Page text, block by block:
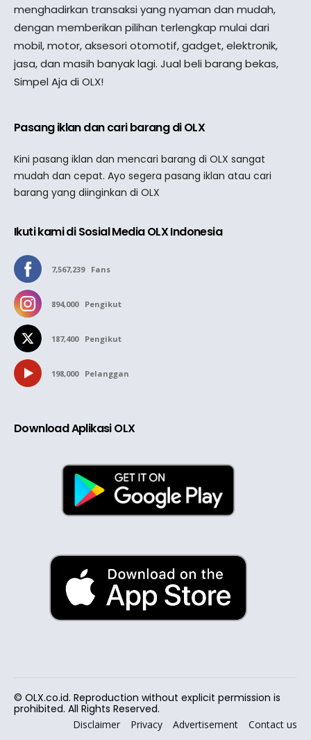
menghadirkan transaksi yang nyaman dan mudah,
dengan memberikan pilihan terlengkap mulai dari
mobil, motor, aksesori otomotif, gadget, elektronik,
jasa, dan masih banyak lagi. Jual beli barang bekas,
Simpel Aja di OLX!
Pasang iklan dan cari barang di OLX
Kini pasang iklan dan mencari barang di OLX sangat
mudah dan cepat. Ayo segera pasang iklan atau cari
barang yang diinginkan di OLX
Ikuti kami di Sosial Media OLX Indonesia
7,567,239 Fans
894,000 Pengikut
187,400 Pengikut
198,000 Pelanggan
Download Aplikasi OLX
© OLX.co.id. Reproduction without explicit permission is
prohibited. All Rights Reserved.
Disclaimer Privacy Advertisement Contact us